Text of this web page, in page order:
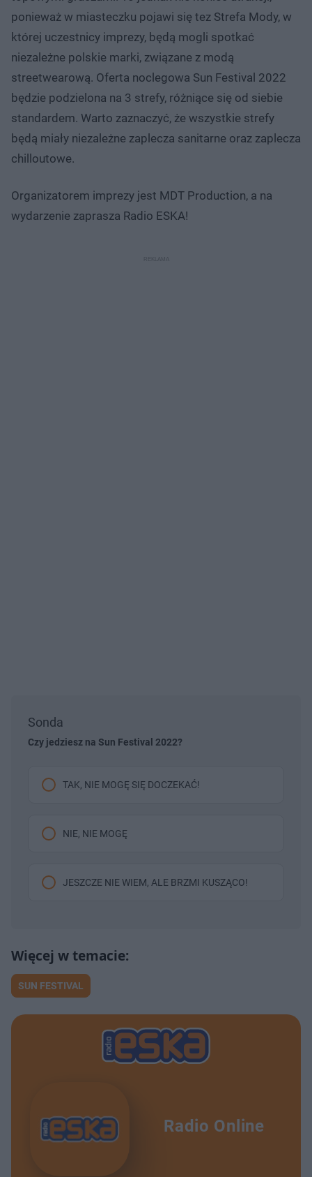
ponieważ w miasteczku pojawi się tez Strefa Mody, w
której uczestnicy imprezy, będą mogli spotkać
niezależne polskie marki, związane z modą
streetwearową. Oferta noclegowa Sun Festival 2022
będzie podzielona na 3 strefy, różniące się od siebie
standardem. Warto zaznaczyć, że wszystkie strefy
będą miały niezależne zaplecza sanitarne oraz zaplecza
chilloutowe.
Organizatorem imprezy jest MDT Production, a na
wydarzenie zaprasza Radio ESKA!
Sonda
Czy jedziesz na Sun Festival 2022?
TAK, NIE MOGĘ SIĘ DOCZEKAĆ!
NIE, NIE MOGĘ
JESZCZE NIE WIEM, ALE BRZMI KUSZĄCO!
SUN FESTIVAL
Radio Online